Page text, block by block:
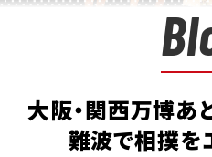
大阪・関西万博あ
難波で相撲を